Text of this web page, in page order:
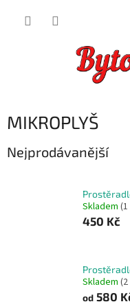
MIKROPLYŠ
Nejprodávanější
Skladem
450 Kč
Skladem
od 580